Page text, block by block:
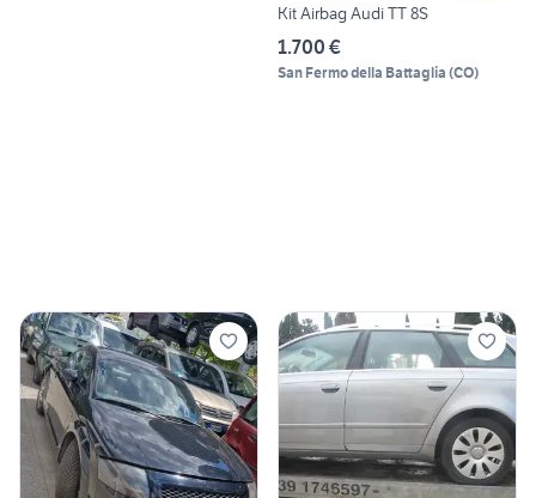
Kit Airbag Audi TT 8S
1.700 €
San Fermo della Battaglia (CO)